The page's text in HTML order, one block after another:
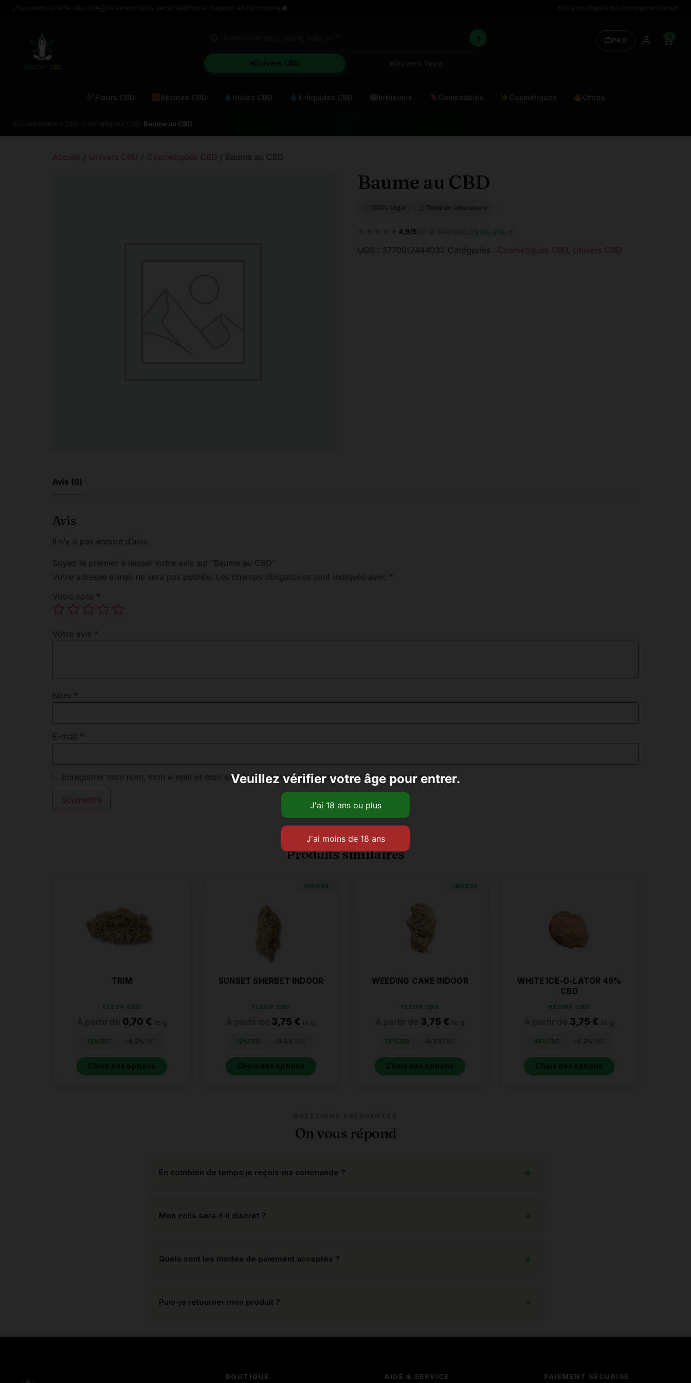
Univers CBD
PRO 0
Fleurs CBD Résines CBD Huiles CBD E-liquides CBD Infusions Comestibles Cosmétiques Offres
Baume au CBD
Accueil / Univers CBD / Cosmetiques CBD / Baume au CBD
Baume au CBD
100% Légal Testé en laboratoire
★★★★★ 4,9/5sur la boutiqueLire les avis →
UGS : 3770017444032 Catégories : Cosmetiques CBD, Univers CBD
Avis (0)
Avis
Il n’y a pas encore d’avis.
Soyez le premier à laisser votre avis sur “Baume au CBD”
Votre adresse e-mail ne sera pas publiée. Les champs obligatoires sont indiqués avec *
Votre note *
Votre avis *
Nom *
E-mail *
Enregistrer mon nom, mon e-mail et mon site dans le navigateur pour mon prochain commentaire.
Produits similaires
TRIM
FLEUR CBD
0,70 €
12%CBD 0.3%
Choix des options
INDOOR
SUNSET SHERBET INDOOR
FLEUR CBD
3,75 €
12%CBD 0.3%
Choix des options
INDOOR
WEEDING CAKE INDOOR
FLEUR CBD
3,75 €
12%CBD 0.3%
Choix des options
WHITE ICE-O-LATOR 46%
CBD
RÉSINE CBD
3,75 €
46%CBD 0.3%
Choix des options
On vous répond
En combien de temps je reçois ma commande ?
Mon colis sera-t-il discret ?
Quels sont les modes de paiement acceptés ?
Puis-je retourner mon produit ?
BOUTIQUE AIDE & SERVICE PAIEMENT SÉCURISÉ
Veuillez vérifier votre âge pour entrer.